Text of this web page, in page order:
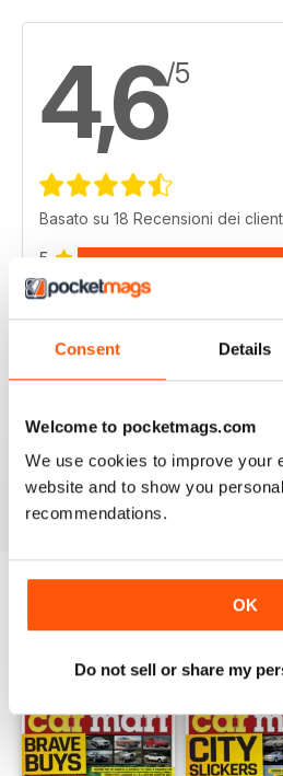
Consent Details
Welcome to pocketmags.com
We use cookies to improve your
website and to show you
recommendations.
OK
Do not sell or share my
4,6/5
Basato su 18 Recensioni dei
5
4
VISUALIZZA LE
EDIZIONI INDIETRO